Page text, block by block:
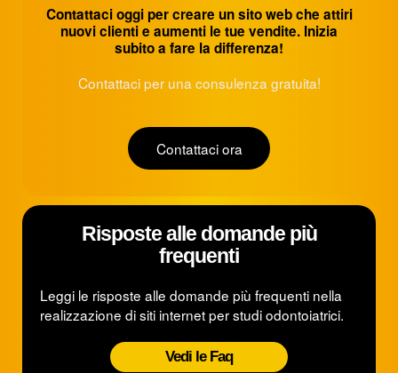
Contattaci oggi per creare un sito web che attiri
nuovi clienti e aumenti le tue vendite. Inizia
subito a fare la differenza!
Contattaci per una consulenza gratuita!
Contattaci ora
Risposte alle domande più
frequenti
Leggi le risposte alle domande più frequenti nella
realizzazione di siti internet per studi odontoiatrici.
Vedi le Faq